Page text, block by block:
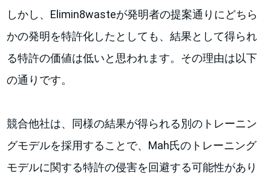
しかし、Elimin8wasteが発明者の提案通りにどちら
かの発明を特許化したとしても、結果として得られ
る特許の価値は低いと思われます。その理由は以下
の通りです。
競合他社は、同様の結果が得られる別のトレーニン
グモデルを採用することで、Mah氏のトレーニング
モデルに関する特許の侵害を回避する可能性があり